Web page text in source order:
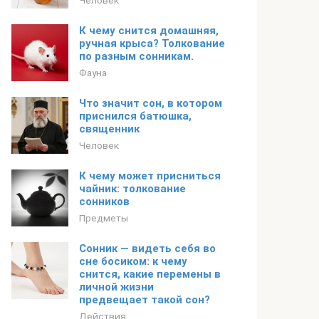
К чему снится домашняя,
ручная крыса? Толкование
по разным сонникам.
Фауна
Что значит сон, в котором
приснился батюшка,
священник
Человек
К чему может присниться
чайник: толкование
сонников
Предметы
Сонник — видеть себя во
сне босиком: к чему
снится, какие перемены в
личной жизни
предвещает такой сон?
Действия